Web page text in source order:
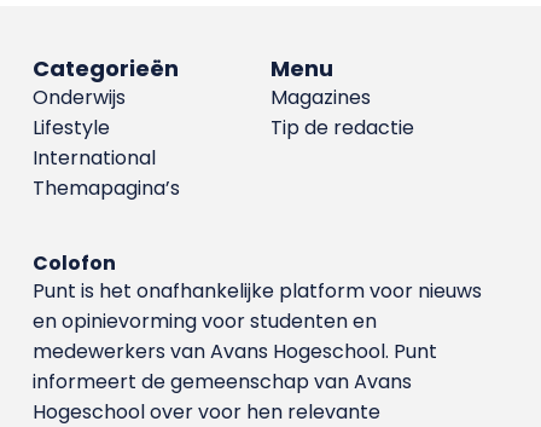
Menu
Magazines
Tip de redactie
Categorieën
Onderwijs
Lifestyle
International
Themapagina’s
Colofon
Punt is het onafhankelijke platform voor nieuws
en opinievorming voor studenten en
medewerkers van Avans Hoge­school. Punt
informeert de gemeenschap van Avans
Hogeschool over voor hen relevante